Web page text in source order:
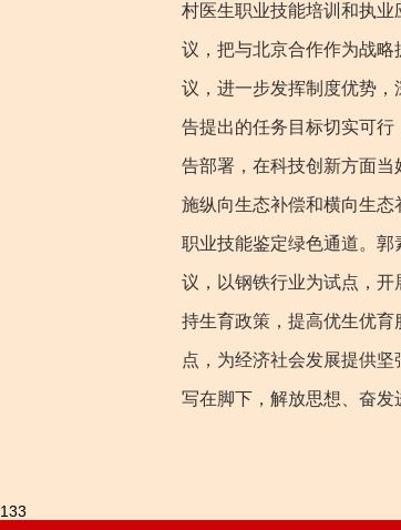
村医生职业技能培训和执
议，把与北京合作作为战
议，进一步发挥制度优势
告提出的任务目标切实可
告部署，在科技创新方面
施纵向生态补偿和横向生
职业技能鉴定绿色通道。
议，以钢铁行业为试点，
持生育政策，提高优生优
点，为经济社会发展提供
写在脚下，解放思想、奋发
133